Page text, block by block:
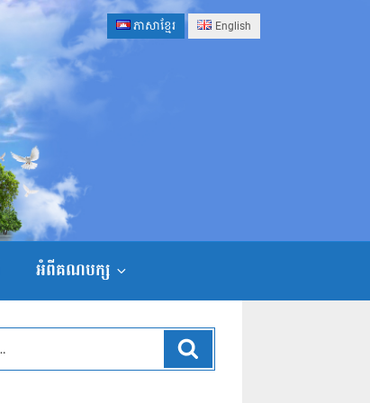
ភាសាខ្មែរ English
អំពីគណបក្ស